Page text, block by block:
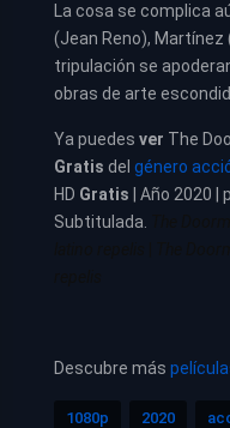
La cosa se complica
(Jean Reno), Martínez
tripulación se
obras de arte
Ya puedes ver The
Gratis del género
HD Gratis | Año 2020
Subtitulada.
Descubre más
1080p 2020